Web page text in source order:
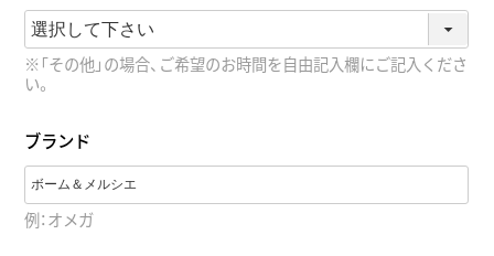
※「その他」の場合、ご希望のお時間を自由記入欄にご記入くださ
い。
ブランド
例：オメガ